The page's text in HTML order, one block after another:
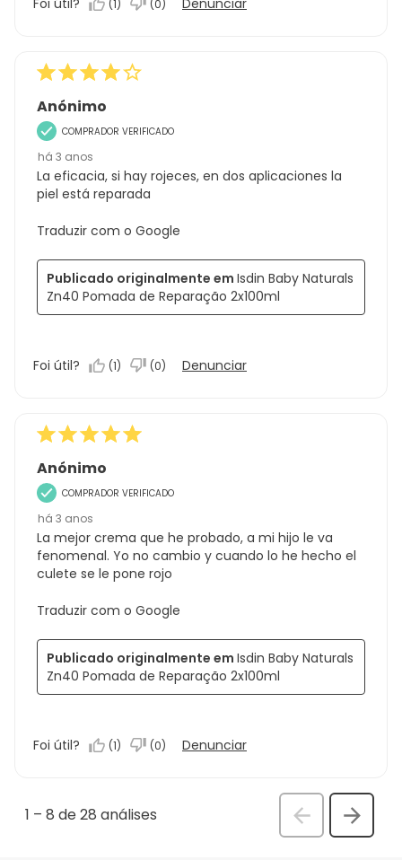
(1) (0)
Anónimo
COMPRADOR VERIFICADO
há 3 anos
La eficacia, si hay rojeces, en dos aplicaciones la
piel está reparada
Traduzir com o Google
Publicado originalmente em Isdin Baby Naturals
Zn40 Pomada de Reparação 2x100ml
Foi útil? (1) (0) Denunciar
Anónimo
COMPRADOR VERIFICADO
há 3 anos
La mejor crema que he probado, a mi hijo le va
fenomenal. Yo no cambio y cuando lo he hecho el
culete se le pone rojo
Traduzir com o Google
Publicado originalmente em Isdin Baby Naturals
Zn40 Pomada de Reparação 2x100ml
Foi útil? (1) (0) Denunciar
1 – 8 de 28 análises
Anterior